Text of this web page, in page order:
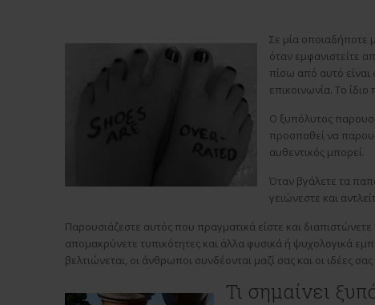
Σε μία οποιαδήποτε
όταν εμφανιστείτε
πίσω από αυτό είναι
επικοινωνία. Το
Ο ξυπόλυτος
προσπαθεί να
αυθεντικός μπορεί.
Όταν βγάλετε τα
γειώνεστε και
Παρουσιάζεστε αυτός που πραγματικά είστε και
απομακρύνετε τυπικότητες και άλλα φυσικά ή ψυχολογικά
βελτιώνεται, οι άνθρωποι συνδέονται μαζί σας και οι ιδέες
Τι σημαίνει